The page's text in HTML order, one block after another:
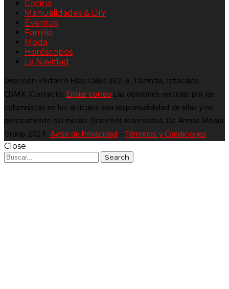
Cocina
Manualidades & DIY
Eventos
Familia
Moda
Horóscopos
La Navidad
Dirección: Plutarco Elías Calles 382-A. Tlazintla, Iztacalco.
CDMX. Contacto:Enviar correoLas opiniones vertidas por las
columnistas en los artículos son responsabilidad de ellas y no
precisamente del medio. Derechos reservados, De Armas Media
Group 2024.Aviso de Privacidad-Términos y Condiciones
Close